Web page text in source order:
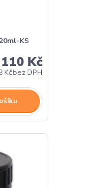
KS
110 Kč
Kčbez DPH